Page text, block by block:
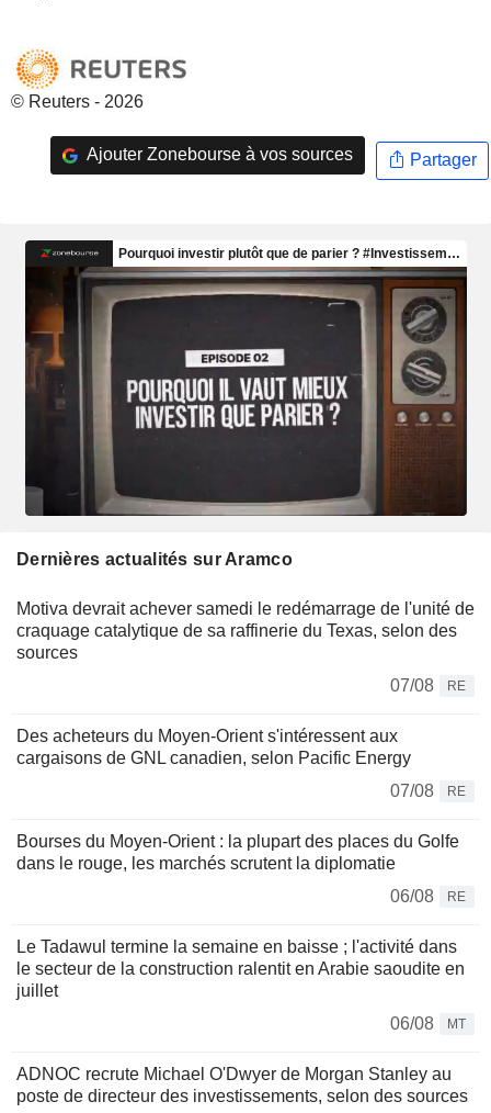
© Reuters - 2026
Ajouter Zonebourse à vos sources Partager
Dernières actualités sur Aramco
Motiva devrait achever samedi le redémarrage de l'unité de
craquage catalytique de sa raffinerie du Texas, selon des
sources
07/08
RE
Des acheteurs du Moyen-Orient s'intéressent aux
cargaisons de GNL canadien, selon Pacific Energy
07/08
RE
Bourses du Moyen-Orient : la plupart des places du Golfe
dans le rouge, les marchés scrutent la diplomatie
06/08
RE
Le Tadawul termine la semaine en baisse ; l'activité dans
le secteur de la construction ralentit en Arabie saoudite en
juillet
06/08
MT
ADNOC recrute Michael O'Dwyer de Morgan Stanley au
poste de directeur des investissements, selon des sources